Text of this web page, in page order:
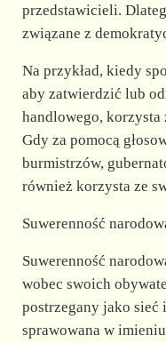
przedstawicieli.
związane z
Na przykład, kiedy
aby zatwierdzić lub
handlowego, korzysta
Gdy za pomocą
burmistrzów,
również korzysta ze
Suwerenność
Suwerenność
wobec swoich
postrzegany jako sieć
sprawowana w